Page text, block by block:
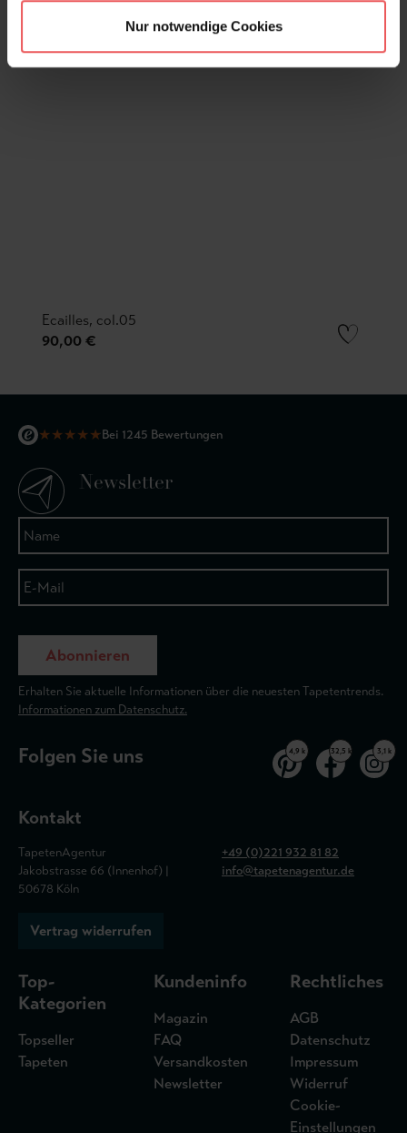
Nur notwendige Cookies
Ecailles, col.05
90,00 €
★★★★★Bei 1245 Bewertungen
Newsletter
Abonnieren
Erhalten Sie aktuelle Informationen über die neuesten Tapetentrends.
Informationen zum Datenschutz.
Folgen Sie uns 4,9 k 32,5 k 3,1 k
Kontakt
TapetenAgentur
Jakobstrasse 66 (Innenhof) |
50678 Köln
+49 (0)221 932 81 82
info@tapetenagentur.de
Vertrag widerrufen
Top-
Kategorien
Topseller
Tapeten
Kundeninfo
Magazin
FAQ
Versandkosten
Newsletter
Rechtliches
AGB
Datenschutz
Impressum
Widerruf
Cookie-
Einstellungen